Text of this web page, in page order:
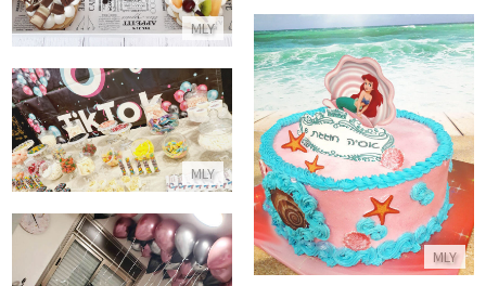
MLY
MLY
עוגת בת הים הקטנה
התקשר/י MLY
בר מתוקים לבת מצווה בעיצוב
התקשר/י